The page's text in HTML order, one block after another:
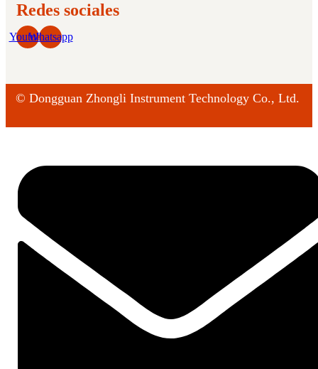
Redes sociales
YoutubeWhatsapp
© Dongguan Zhongli Instrument Technology Co., Ltd.